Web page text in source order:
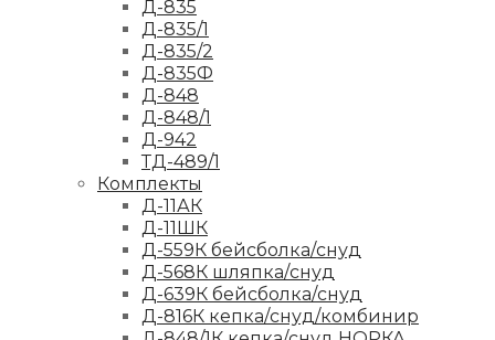
Д-835
Д-835/1
Д-835/2
Д-835Ф
Д-848
Д-848/1
Д-942
ТД-489/1
Комплекты
Д-11АК
Д-11ШК
Д-559К бейсболка/снуд
Д-568К шляпка/снуд
Д-639К бейсболка/снуд
Д-816К кепка/снуд/комбинир